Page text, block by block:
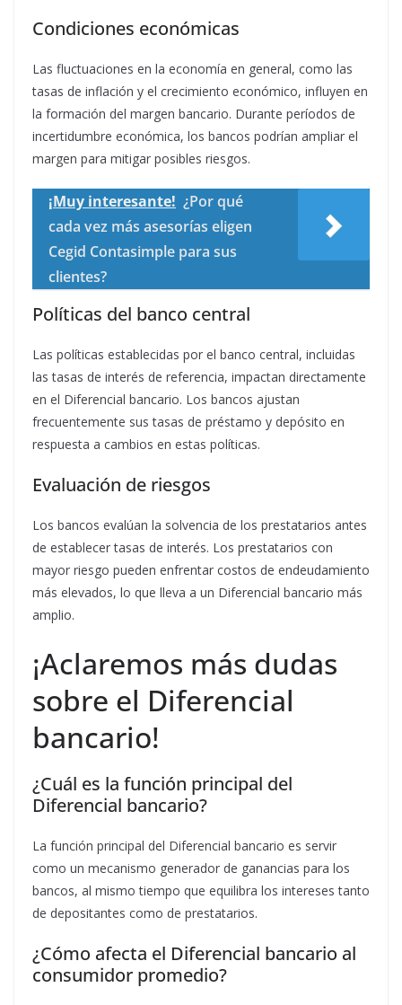
Condiciones económicas
Las fluctuaciones en la economía en general, como las
tasas de inflación y el crecimiento económico, influyen en
la formación del margen bancario. Durante períodos de
incertidumbre económica, los bancos podrían ampliar el
margen para mitigar posibles riesgos.
¡Muy interesante! ¿Por qué
cada vez más asesorías eligen
Cegid Contasimple para sus
clientes?
Políticas del banco central
Las políticas establecidas por el banco central, incluidas
las tasas de interés de referencia, impactan directamente
en el Diferencial bancario. Los bancos ajustan
frecuentemente sus tasas de préstamo y depósito en
respuesta a cambios en estas políticas.
Evaluación de riesgos
Los bancos evalúan la solvencia de los prestatarios antes
de establecer tasas de interés. Los prestatarios con
mayor riesgo pueden enfrentar costos de endeudamiento
más elevados, lo que lleva a un Diferencial bancario más
amplio.
¡Aclaremos más dudas
sobre el Diferencial
bancario!
¿Cuál es la función principal del
Diferencial bancario?
La función principal del Diferencial bancario es servir
como un mecanismo generador de ganancias para los
bancos, al mismo tiempo que equilibra los intereses tanto
de depositantes como de prestatarios.
¿Cómo afecta el Diferencial bancario al
consumidor promedio?